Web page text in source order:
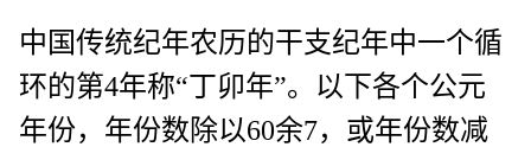
中国传统纪年农历的干支纪年中一个循
环的第4年称“丁卯年”。以下各个公元
年份，年份数除以60余7，或年份数减